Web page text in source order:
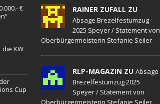
€
KW
Cup
RAINER ZUFALL ZU
Absage Brezelfestumzug
2025 Speyer / Statement von
Oberbürgermeisterin Stefanie Seiler
RLP-MAGAZIN ZU Absage
Brezelfestumzug 2025
Speyer / Statement von
Oberbürgermeisterin Stefanie Seiler